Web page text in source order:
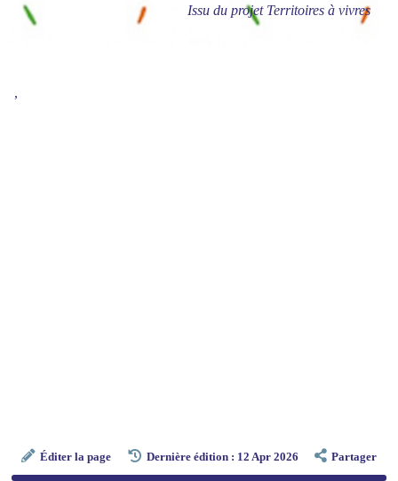
Issu du projet Territoires à vivres
,
Éditer la page Dernière édition : 12 Apr 2026 Partager